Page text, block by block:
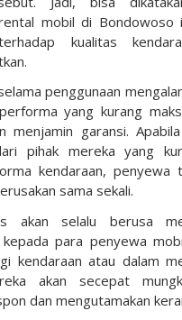
mobil di Bondowoso
kualitas
penggunaan
yang kurang
menjamin garansi.
pihak mereka yang
kendaraan, penyewa
sama sekali.
akan selalu berusa
para penyewa
kendaraan atau dalam
akan secepat
dan mengutamakan